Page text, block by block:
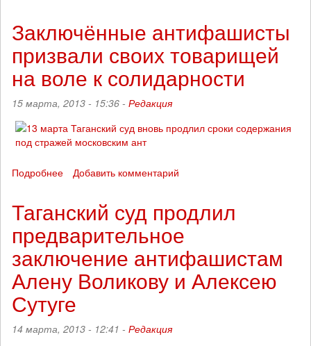
продление
антифашисту
Алексею
Сутуге
Заключённые антифашисты
призвали своих товарищей
на воле к солидарности
15 марта, 2013 - 15:36 - Редакция
Подробнее
призвали
товарищей
на
воле
к
солидарности
Добавить комментарий
Таганский суд продлил
предварительное
заключение антифашистам
Алену Воликову и Алексею
Сутуге
14 марта, 2013 - 12:41 - Редакция